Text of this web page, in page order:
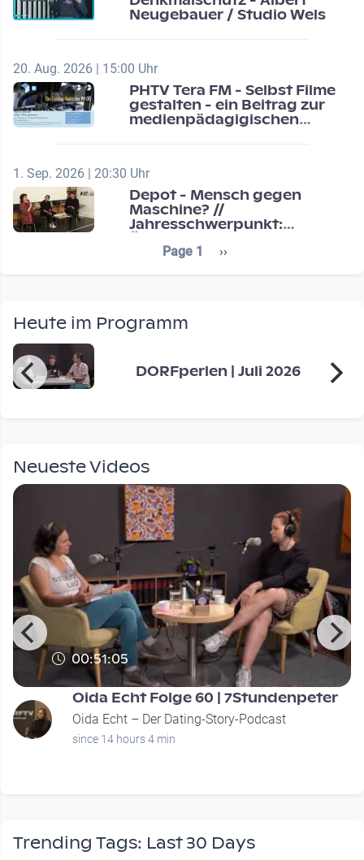
Neugebauer / Studio Wels
20. Aug. 2026 | 15:00 Uhr
PHTV Tera FM - Selbst Filme
gestalten - ein Beitrag zur
medienpädagigischen
1. Sep. 2026 | 20:30 Uhr
Depot - Mensch gegen
Maschine? //
Jahresschwerpunkt:
Seitennummerierung
Page 1 Next page
››
Heute im Programm
DORFperlen | Juli 2026
Neueste Videos
00:51:05
Oida Echt Folge 60 | 7Stundenpeter
Oida Echt – Der Dating-Story-Podcast
since 14 hours 4 min
Trending Tags: Last 30 Days